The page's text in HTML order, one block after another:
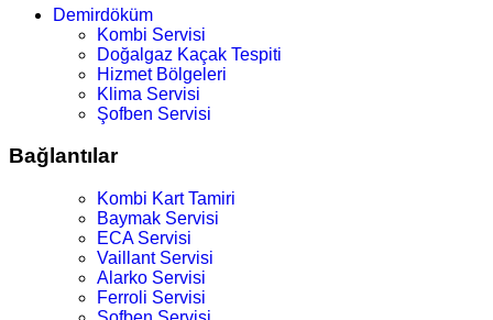
Demirdöküm
Kombi Servisi
Doğalgaz Kaçak Tespiti
Hizmet Bölgeleri
Klima Servisi
Şofben Servisi
Bağlantılar
Kombi Kart Tamiri
Baymak Servisi
ECA Servisi
Vaillant Servisi
Alarko Servisi
Ferroli Servisi